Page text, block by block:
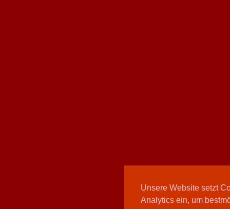
Unsere Website setzt
Analytics ein, um